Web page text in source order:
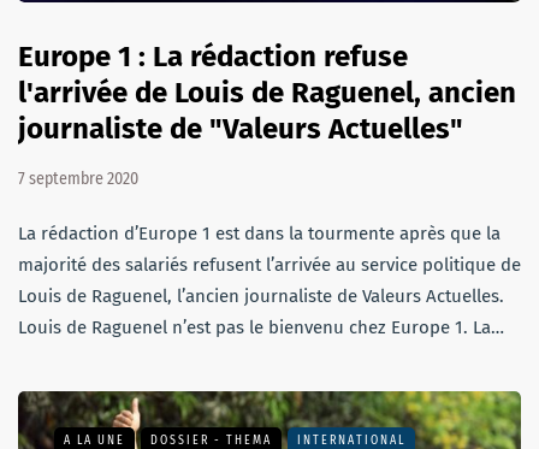
Europe 1 : La rédaction refuse
l'arrivée de Louis de Raguenel, ancien
journaliste de "Valeurs Actuelles"
7 septembre 2020
La rédaction d’Europe 1 est dans la tourmente après que la
majorité des salariés refusent l’arrivée au service politique de
Louis de Raguenel, l’ancien journaliste de Valeurs Actuelles.
Louis de Raguenel n’est pas le bienvenu chez Europe 1. La…
A LA UNE DOSSIER - THEMA INTERNATIONAL